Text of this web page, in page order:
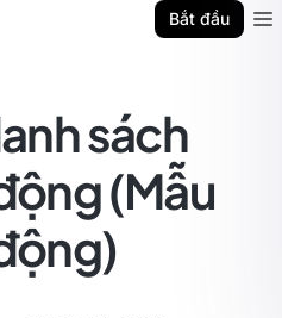
Bắt đầu
sách
(Mẫu